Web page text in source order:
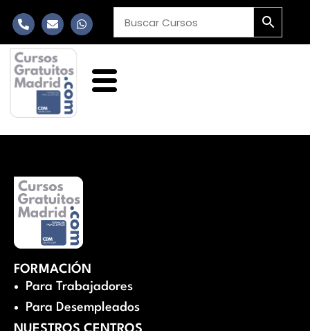
FORMACIÓN
Para Trabajadores
Para Desempleados